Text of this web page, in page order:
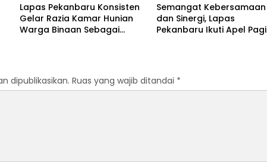
Lapas Pekanbaru Konsisten
Gelar Razia Kamar Hunian
Warga Binaan Sebagai
Semangat Kebersamaan
dan Sinergi, Lapas
Pekanbaru Ikuti Apel Pagi
dipublikasikan. Ruas yang wajib ditandai *